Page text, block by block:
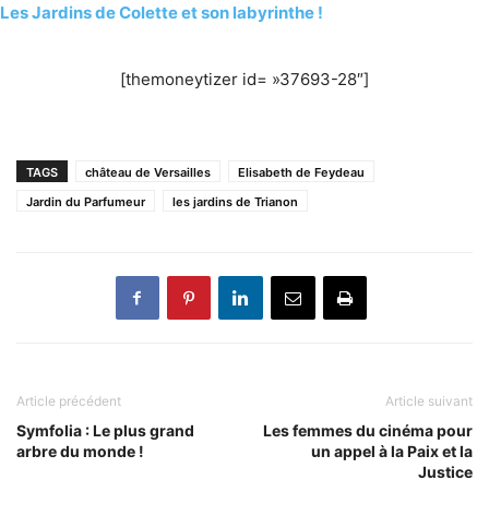
Les Jardins de Colette et son labyrinthe !
[themoneytizer id= »37693-28″]
TAGS château de Versailles
Elisabeth de Feydeau
Jardin du Parfumeur
les jardins de Trianon
Article précédent
Symfolia : Le plus grand
arbre du monde !
Article suivant
Les femmes du cinéma pour
un appel à la Paix et la
Justice